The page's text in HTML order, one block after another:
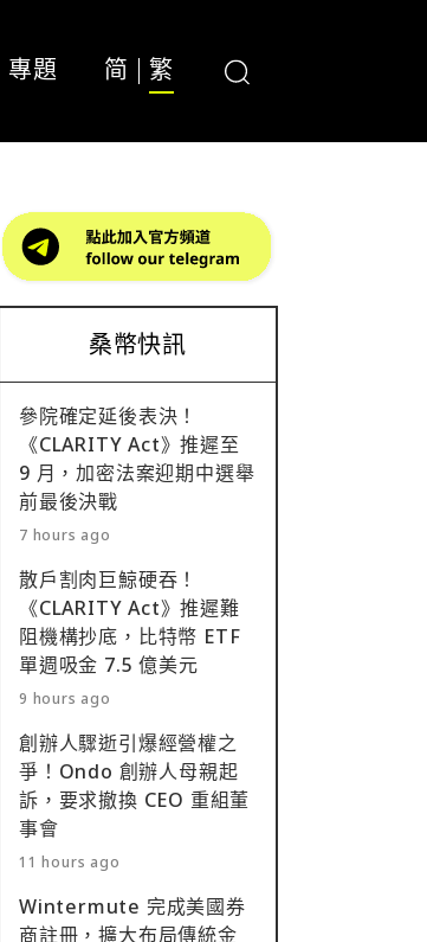
專題 简 繁
桑幣快訊
參院確定延後表決！
《CLARITY Act》推遲至
9 月，加密法案迎期中選舉
前最後決戰
7 hours ago
散戶割肉巨鯨硬吞！
《CLARITY Act》推遲難
阻機構抄底，比特幣 ETF
單週吸金 7.5 億美元
9 hours ago
創辦人驟逝引爆經營權之
爭！Ondo 創辦人母親起
訴，要求撤換 CEO 重組董
事會
11 hours ago
Wintermute 完成美國券
商註冊，擴大布局傳統金